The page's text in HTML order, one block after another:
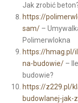
Jak zrobić
https://
sam/–
Polimerwlokna
https://hmag.pl/
na-budowie/–
budowie?
https://z229.pl/
budowlanej-jak-